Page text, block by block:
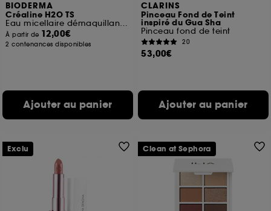
BIODERMA
Créaline H2O TS
Eau micellaire démaquillante peaux très sèches
À partir de 12,00€
2 contenances disponibles
Ajouter au panier
CLARINS
Pinceau Fond de Teint
inspiré du Gua Sha
Pinceau fond de teint
20
53,00€
Ajouter au panier
Exclu Clean at Sephora